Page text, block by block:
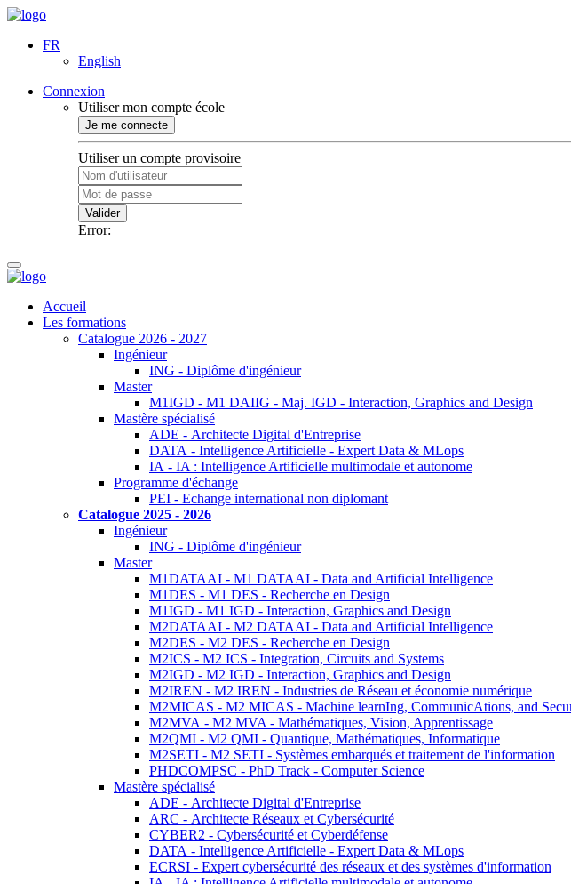
FR
English
Connexion
Utiliser mon compte école
Je me connecte
Utiliser un compte provisoire
Valider
Error:
Accueil
Les formations
Catalogue 2026 - 2027
Ingénieur
ING - Diplôme d'ingénieur
Master
M1IGD - M1 DAIIG - Maj. IGD - Interaction, Graphics and Design
Mastère spécialisé
ADE - Architecte Digital d'Entreprise
DATA - Intelligence Artificielle - Expert Data & MLops
IA - IA : Intelligence Artificielle multimodale et autonome
Programme d'échange
PEI - Echange international non diplomant
Catalogue 2025 - 2026
Ingénieur
ING - Diplôme d'ingénieur
Master
M1DATAAI - M1 DATAAI - Data and Artificial Intelligence
M1DES - M1 DES - Recherche en Design
M1IGD - M1 IGD - Interaction, Graphics and Design
M2DATAAI - M2 DATAAI - Data and Artificial Intelligence
M2DES - M2 DES - Recherche en Design
M2ICS - M2 ICS - Integration, Circuits and Systems
M2IGD - M2 IGD - Interaction, Graphics and Design
M2IREN - M2 IREN - Industries de Réseau et économie numérique
M2MICAS - M2 MICAS - Machine learnIng, CommunicAtions, and
M2MVA - M2 MVA - Mathématiques, Vision, Apprentissage
M2QMI - M2 QMI - Quantique, Mathématiques, Informatique
M2SETI - M2 SETI - Systèmes embarqués et traitement de l'information
PHDCOMPSC - PhD Track - Computer Science
Mastère spécialisé
ADE - Architecte Digital d'Entreprise
ARC - Architecte Réseaux et Cybersécurité
CYBER2 - Cybersécurité et Cyberdéfense
DATA - Intelligence Artificielle - Expert Data & MLops
ECRSI - Expert cybersécurité des réseaux et des systèmes d'information